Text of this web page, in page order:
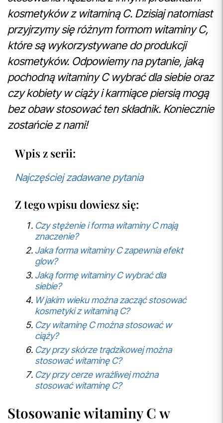
kosmetyków z witaminą C. Dzisiaj natomiast
przyjrzymy się różnym formom witaminy C,
które są wykorzystywane do produkcji
kosmetyków. Odpowiemy na pytanie, jaką
pochodną witaminy C wybrać dla siebie oraz
czy kobiety w ciąży i karmiące piersią mogą
bez obaw stosować ten składnik. Koniecznie
zostańcie z nami!
Wpis z serii:
Najczęściej zadawane pytania
Z tego wpisu dowiesz się:
Czy stężenie i forma witaminy C mają
znaczenie?
Jaka forma witaminy C zapewnia efekt
glow?
Jaką formę witaminy C wybrać dla
siebie?
W jakim wieku można zacząć stosować
kosmetyki z witaminą C?
Czy witaminę C można stosować w
ciąży?
Czy przy skórze trądzikowej można
stosować witaminę C?
Czy przy cerze wrażliwej można
stosować witaminę C?
Stosowanie witaminy C w